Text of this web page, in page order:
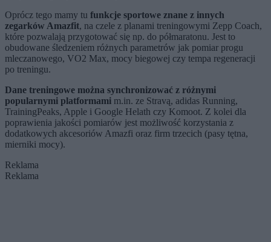
Oprócz tego mamy tu funkcje sportowe znane z innych
zegarków Amazfit, na czele z planami treningowymi Zepp Coach,
które pozwalają przygotować się np. do półmaratonu. Jest to
obudowane śledzeniem różnych parametrów jak pomiar progu
mleczanowego, VO2 Max, mocy biegowej czy tempa regeneracji
po treningu.
Dane treningowe można synchronizować z różnymi
popularnymi platformami m.in. ze Stravą, adidas Running,
TrainingPeaks, Apple i Google Helath czy Komoot. Z kolei dla
poprawienia jakości pomiarów jest możliwość korzystania z
dodatkowych akcesoriów Amazfi oraz firm trzecich (pasy tętna,
mierniki mocy).
Reklama
Reklama